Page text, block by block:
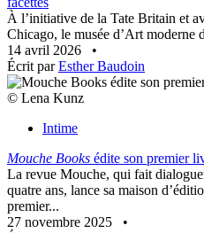
À l’initiative de la Tate Britain et
Chicago, le musée d’Art moderne
14 avril 2026
•
Écrit parEsther Baudoin
© Lena Kunz
Intime
Mouche Books édite son premier
La revue Mouche, qui fait
quatre ans, lance sa maison
premier...
27 novembre 2025
•